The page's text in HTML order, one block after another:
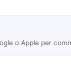
o Apple per